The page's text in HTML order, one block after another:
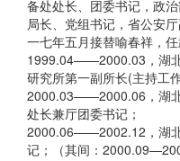
备处处长、团委书记，政
局长、党组书记，省公安
一七年五月接替喻春祥，
1999.04——2000.03，湖
研究所第一副所长(主持工
2000.03——2000.06，湖
处长兼厅团委书记；
2000.06——2002.12，湖
记；（其间：